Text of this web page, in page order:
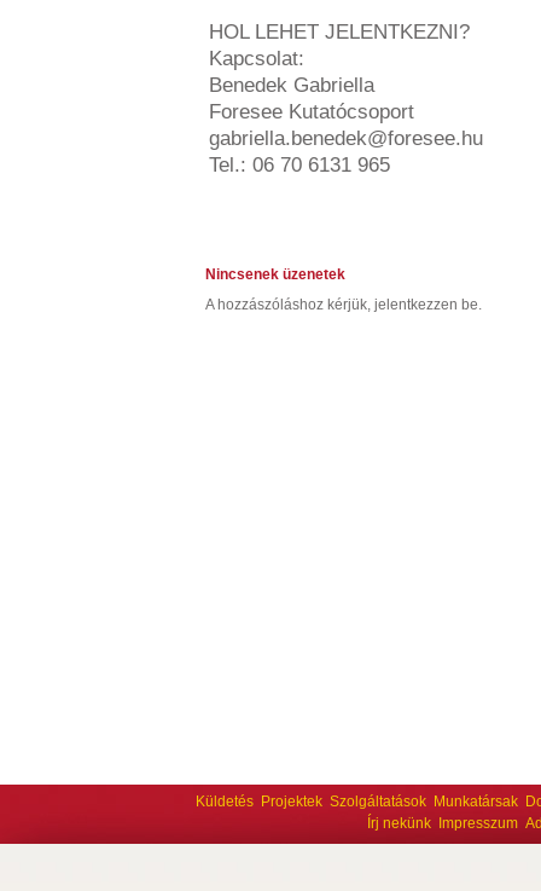
HOL LEHET JELENTKEZNI?
Kapcsolat:
Benedek Gabriella
Foresee Kutatócsoport
gabriella.benedek@foresee.hu
Tel.: 06 70 6131 965
Nincsenek üzenetek
A hozzászóláshoz kérjük, jelentkezzen be.
Küldetés Projektek Szolgáltatások Munkatársak
Írj nekünk
Impresszum